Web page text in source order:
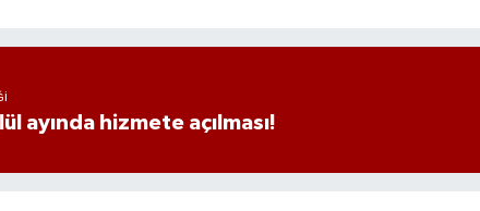
ayında hizmete açılması!